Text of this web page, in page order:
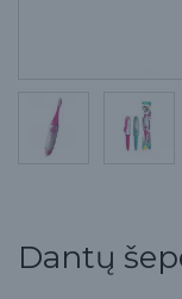
Dantų